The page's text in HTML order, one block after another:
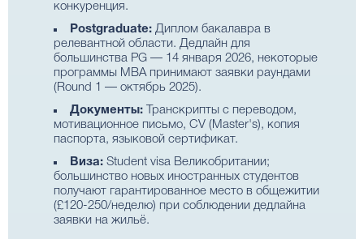
конкуренция.
Postgraduate: Диплом бакалавра в
релевантной области. Дедлайн для
большинства PG — 14 января 2026, некоторые
программы MBA принимают заявки раундами
(Round 1 — октябрь 2025).
Документы: Транскрипты с переводом,
мотивационное письмо, CV (Master's), копия
паспорта, языковой сертификат.
Виза: Student visa Великобритании;
большинство новых иностранных студентов
получают гарантированное место в общежитии
(£120-250/неделю) при соблюдении дедлайна
заявки на жильё.